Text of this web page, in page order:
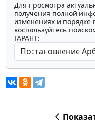
Для просмотра
получения полной
изменениях и порядке
воспользуйтесь
ГАРАНТ: